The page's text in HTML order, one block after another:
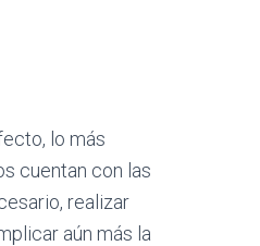
lo más
cuentan con las
realizar
aún más la